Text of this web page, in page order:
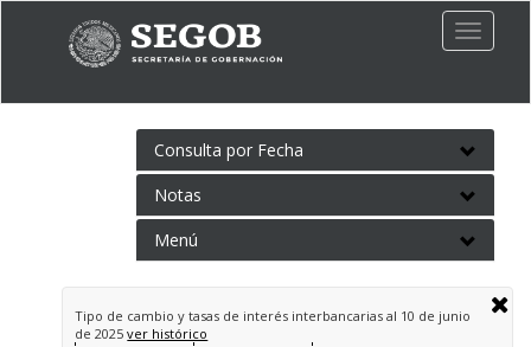
Toggle
Consulta por Fecha
Notas
Menú
Tipo de cambio y tasas de interés interbancarias al 10 de junio
de 2025ver histórico